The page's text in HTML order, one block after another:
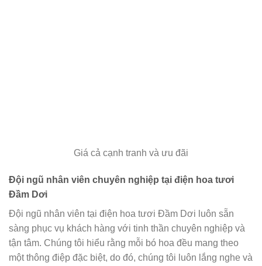
Giá cả cạnh tranh và ưu đãi
Đội ngũ nhân viên chuyên nghiệp tại điện hoa tươi
Đầm Dơi
Đội ngũ nhân viên tại điện hoa tươi Đầm Dơi luôn sẵn
sàng phục vụ khách hàng với tinh thần chuyên nghiệp và
tận tâm. Chúng tôi hiểu rằng mỗi bó hoa đều mang theo
một thông điệp đặc biệt, do đó, chúng tôi luôn lắng nghe và